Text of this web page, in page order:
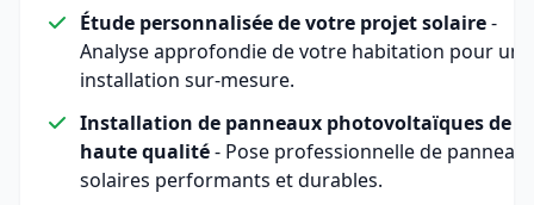
Étude personnalisée de votre projet solaire-
Analyse approfondie de votre habitation pour une
installation sur-mesure.
Installation de panneaux photovoltaïques de
haute qualité- Pose professionnelle de
solaires performants et durables.